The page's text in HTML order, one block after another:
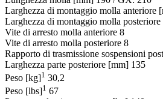
Larghezza di montaggio molla anteriore
Larghezza di montaggio molla
Vite di arresto molla anteriore 8
Vite di arresto molla posteriore 8
Rapporto di trasmissione sospensioni
Larghezza parte posteriore [mm] 135
Peso [kg]1 30,2
Peso [lbs]1 67